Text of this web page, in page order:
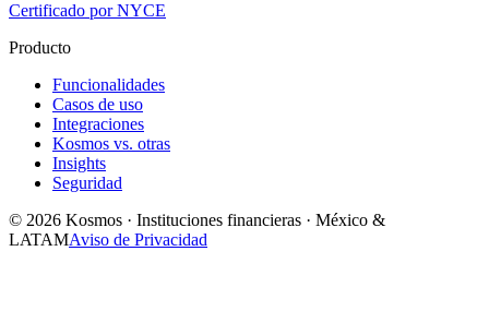
Certificado por NYCE
Producto
Funcionalidades
Casos de uso
Integraciones
Kosmos vs. otras
Insights
Seguridad
© 2026 Kosmos · Instituciones financieras · México &
LATAMAviso de Privacidad